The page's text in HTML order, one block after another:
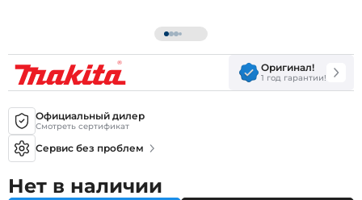
Оригинал!
1 год гарантии!
Официальный дилер
Смотреть сертификат
Сервис без проблем
Нет в наличии